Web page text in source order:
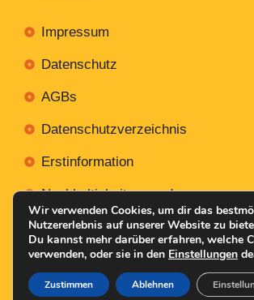
Impressum
Datenschutz
AGBs
Datenschutzverzeichnis
Erstinformation
Nachhaltigkeitsverordnung
Mit Erstellt NR-Webservices.de
Wir verwenden Cookies, um dir das
Nutzererlebnis auf unserer Website zu
Du kannst mehr darüber erfahren, welche
verwenden, oder sie in den Einstellungen
Zustimmen Ablehnen